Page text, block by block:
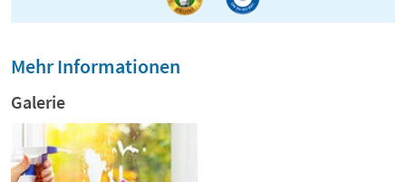
Mehr Informationen
Galerie